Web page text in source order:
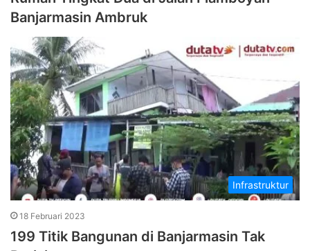
Banjarmasin Ambruk
Infrastruktur
18 Februari 2023
199 Titik Bangunan di Banjarmasin Tak